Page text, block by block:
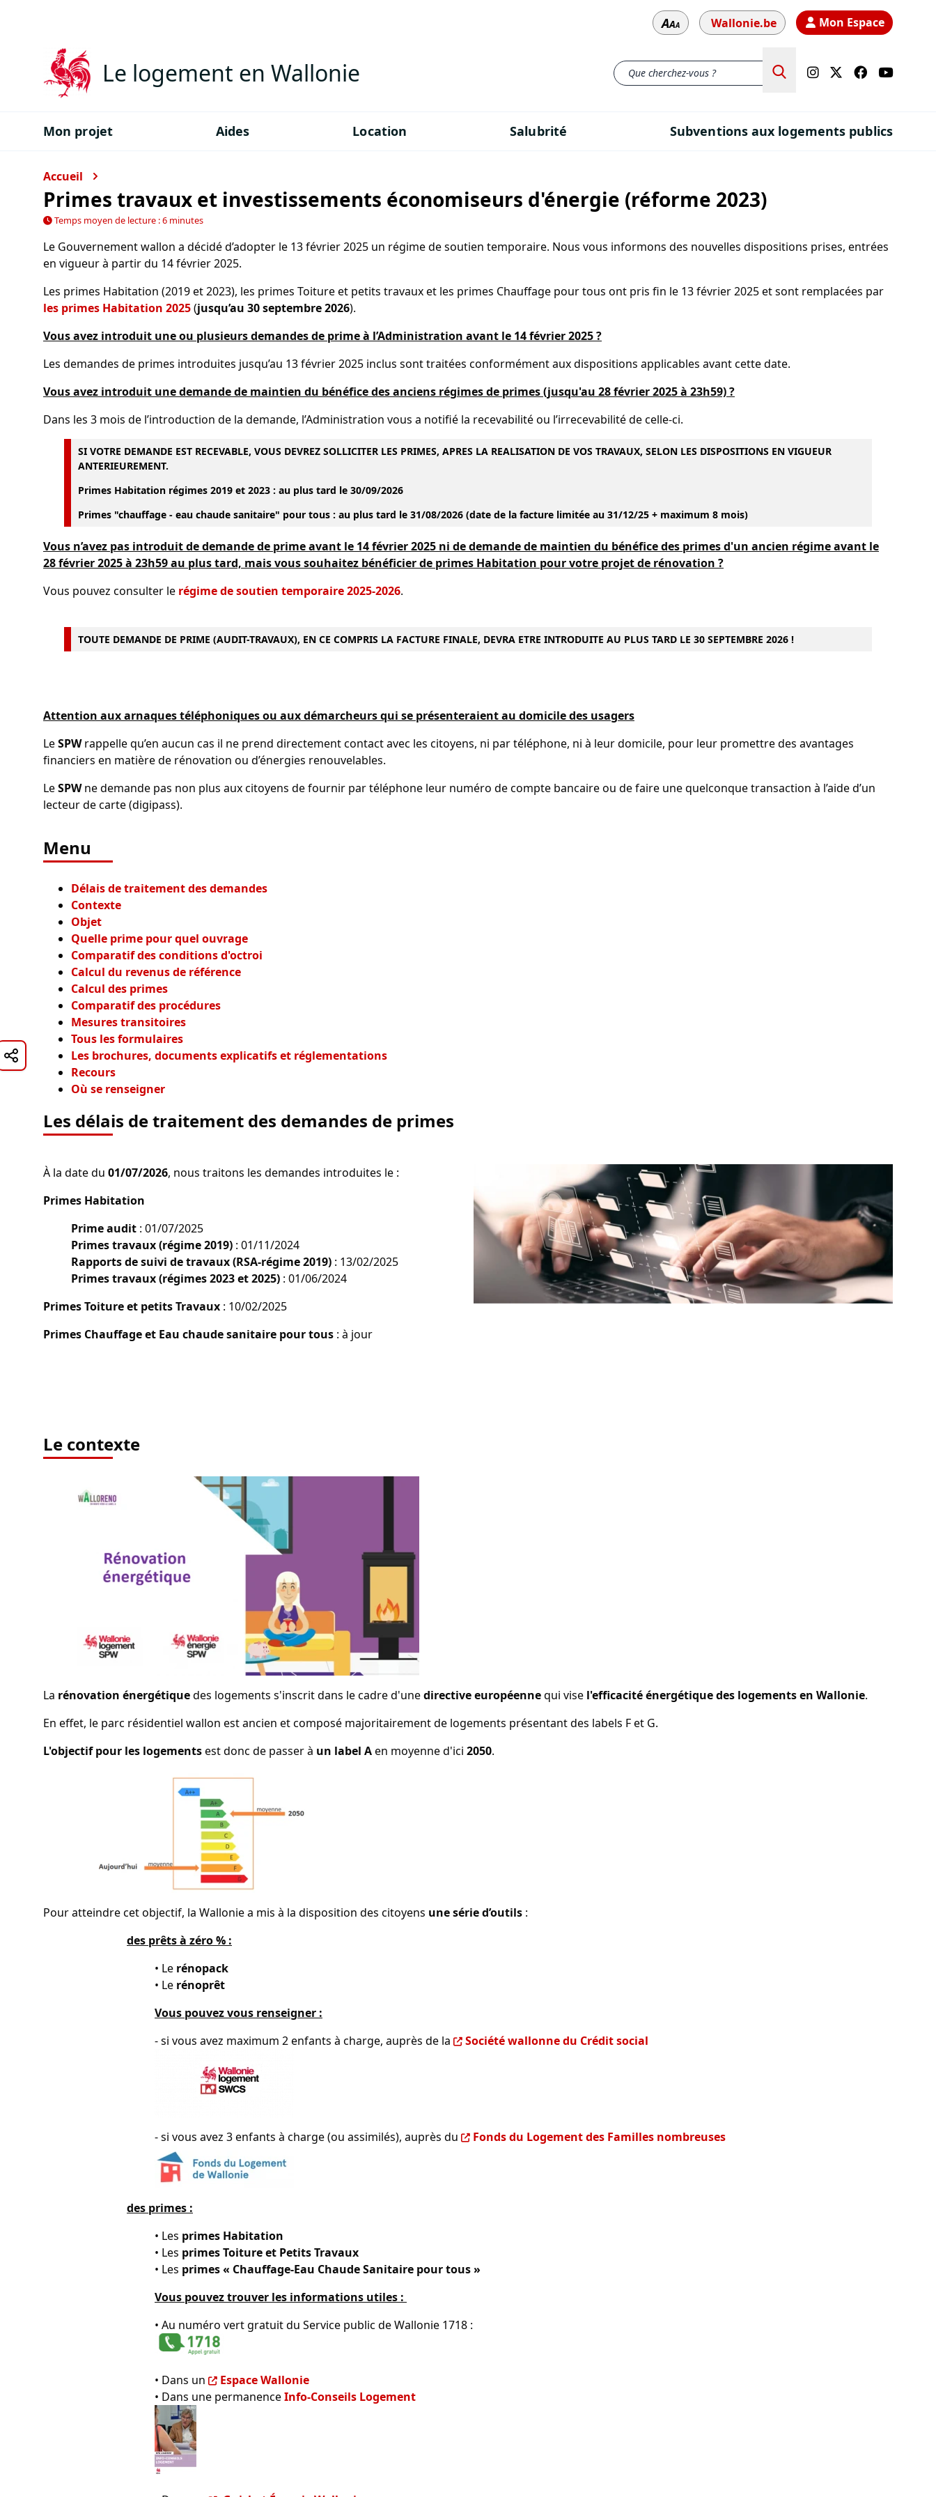
AAA Wallonie.be Mon Espace
Le logement en Wallonie
Mon projet Aides Location Salubrité Subventions aux logements publics
Accueil
Primes travaux et investissements économiseurs d'énergie (réforme 2023)
Temps moyen de lecture : 6 minutes
Le Gouvernement wallon a décidé d’adopter le 13 février 2025 un régime de soutien temporaire. Nous vous informons des nouvelles dispositions prises, entrées
en vigueur à partir du 14 février 2025.
Les primes Habitation (2019 et 2023), les primes Toiture et petits travaux et les primes Chauffage pour tous ont pris fin le 13 février 2025 et sont remplacées par
les primes Habitation 2025(jusqu’au 30 septembre 2026).
Vous avez introduit une ou plusieurs demandes de prime à l’Administration avant le 14 février 2025 ?
Les demandes de primes introduites jusqu’au 13 février 2025 inclus sont traitées conformément aux dispositions applicables avant cette date.
Vous avez introduit une demande de maintien du bénéfice des anciens régimes de primes (jusqu'au 28 février 2025 à 23h59) ?
Dans les 3 mois de l’introduction de la demande, l’Administration vous a notifié la recevabilité ou l’irrecevabilité de celle-ci.
SI VOTRE DEMANDE EST RECEVABLE, VOUS DEVREZ SOLLICITER LES PRIMES, APRES LA REALISATION DE VOS TRAVAUX, SELON LES DISPOSITIONS EN VIGUEUR
ANTERIEUREMENT.
Primes Habitation régimes 2019 et 2023 : au plus tard le 30/09/2026
Primes "chauffage - eau chaude sanitaire" pour tous : au plus tard le 31/08/2026 (date de la facture limitée au 31/12/25 + maximum 8 mois)
Vous n’avez pas introduit de demande de prime avant le 14 février 2025 ni de demande de maintien du bénéfice des primes d'un ancien régime avant le
28 février 2025 à 23h59 au plus tard, mais vous souhaitez bénéficier de primes Habitation pour votre projet de rénovation ?
Vous pouvez consulter le régime de soutien temporaire 2025-2026.
TOUTE DEMANDE DE PRIME (AUDIT-TRAVAUX), EN CE COMPRIS LA FACTURE FINALE, DEVRA ETRE INTRODUITE AU PLUS TARD LE 30 SEPTEMBRE 2026 !
Attention aux arnaques téléphoniques ou aux démarcheurs qui se présenteraient au domicile des usagers
LeSPWrappelle qu’en aucun cas il ne prend directement contact avec les citoyens, ni par téléphone, ni à leur domicile, pour leur promettre des avantages
financiers en matière de rénovation ou d’énergies renouvelables.
LeSPWne demande pas non plus aux citoyens de fournir par téléphone leur numéro de compte bancaire ou de faire une quelconque transaction à l’aide d’un
lecteur de carte (digipass).
Menu
Délais de traitement des demandes
Contexte
Objet
Quelle prime pour quel ouvrage
Comparatif des conditions d'octroi
Calcul du revenus de référence
Calcul des primes
Comparatif des procédures
Mesures transitoires
Tous les formulaires
Les brochures, documents explicatifs et réglementations
Recours
Où se renseigner
Les délais de traitement des demandes de primes
À la date du 01/07/2026, nous traitons les demandes introduites le :
Primes Habitation
Prime audit : 01/07/2025
Primes travaux (régime 2019) : 01/11/2024
Rapports de suivi de travaux (RSA-régime 2019) : 13/02/2025
Primes travaux (régimes 2023 et 2025) : 01/06/2024
Primes Toiture et petits Travaux : 10/02/2025
Primes Chauffage et Eau chaude sanitaire pour tous : à jour
Le contexte
La rénovation énergétiquedes logements s'inscrit dans le cadre d'unedirective européennequi vise l'efficacité énergétique des logements en Wallonie.
En effet, le parc résidentiel wallon est ancien et composé majoritairement de logements présentant des labels F et G.
L'objectif pour les logementsest donc de passer à un label Aen moyenne d'ici 2050.
Pour atteindre cet objectif, la Wallonie a mis à la disposition des citoyens une série d’outils :
des prêts à zéro % :
• Le rénopack
• Le rénoprêt
Vous pouvez vous renseigner :
- si vous avez maximum 2 enfants à charge, auprès de la
Société wallonne du Crédit social
- si vous avez 3 enfants à charge (ou assimilés), auprès du Fonds du Logement des Familles nombreuses
des primes :
• Les primes Habitation
• Les primes Toiture et Petits Travaux
• Les primes « Chauffage-Eau Chaude Sanitaire pour tous »
Vous pouvez trouver les informations utiles :
• Au numéro vert gratuit du Service public de Wallonie 1718 :
• Dans un
Espace Wallonie
• Dans une permanenceInfo-Conseils Logement